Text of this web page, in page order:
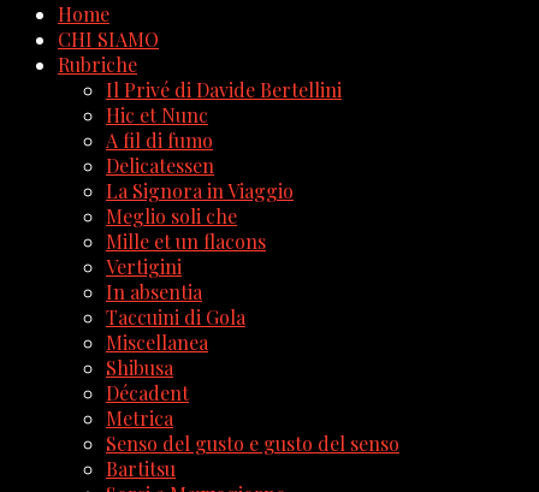
Home
CHI SIAMO
Rubriche
Il Privé di Davide Bertellini
Hic et Nunc
A fil di fumo
Delicatessen
La Signora in Viaggio
Meglio soli che
Mille et un flacons
Vertigini
In absentia
Taccuini di Gola
Miscellanea
Shibusa
Décadent
Metrica
Senso del gusto e gusto del senso
Bartitsu